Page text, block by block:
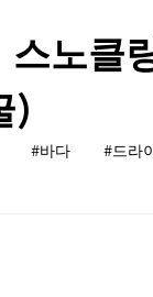
노클
)
#바다 #드라